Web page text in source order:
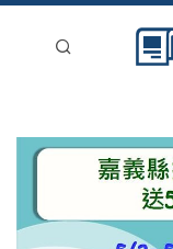
新聞稿分類